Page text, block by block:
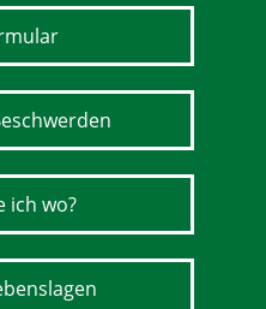
ich wo?